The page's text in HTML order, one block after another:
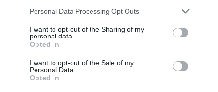
Please note that this website/app uses one or more Google
not limited to your visit or usage behaviour. You may click to
grant or deny consent to Google and its third-party tags to
use your data for below specified purposes in below Google
consent section.
Personal Data Processing Opt Outs
I want to opt-out of the Sharing of my
personal data.
Opted In
I want to opt-out of the Sale of my
Personal Data.
Opted In
εισφορών ΕΔΟΕΑΠ
IAB Hellas: Νέα Διοικούσα Επιτροπή και νέο Διοικητικό
Συμβούλιο - Πρόεδρος ο Γαληνός Γιαγλής